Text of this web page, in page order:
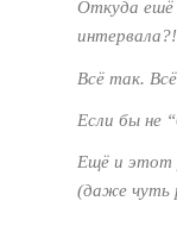
Откуда ешё
интервала?!
Всё так.
Если бы не
Ещё и этот
(даже чуть